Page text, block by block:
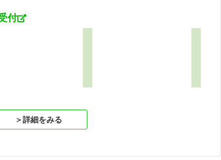
付
＞詳細をみる